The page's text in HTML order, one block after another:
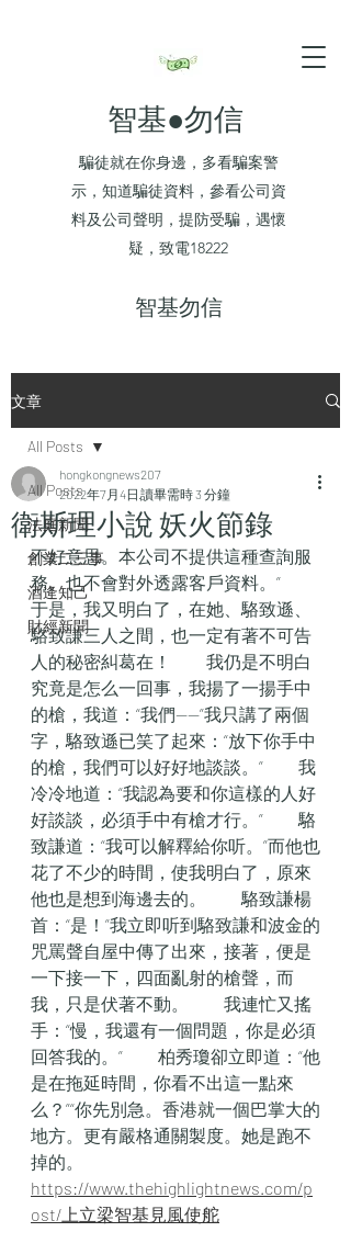
智基●勿信
騙徒就在你身邊，多看騙案警
示，知道騙徒資料，參看公司資
料及公司聲明，提防受騙，遇懷
疑，致電18222
​智基勿信
文章
All Posts
法庭新聞
創業二三事
酒逄知己
財經新聞
All Posts
衛斯理小說 妖火節錄
hongkongnews207
2022年7月4日 讀畢需時 3 分鐘
不好意思。本公司不提供這種查詢服
務。也不會對外透露客戶資料。”
于是，我又明白了，在她、駱致遜、
駱致謙三人之間，也一定有著不可告
人的秘密糾葛在！　　我仍是不明白
究竟是怎么一回事，我揚了一揚手中
的槍，我道：“我們——”我只講了兩個
字，駱致遜已笑了起來：“放下你手中
的槍，我們可以好好地談談。”　　我
冷冷地道：“我認為要和你這樣的人好
好談談，必須手中有槍才行。”　　駱
致謙道：“我可以解釋給你听。”而他也
花了不少的時間，使我明白了，原來
他也是想到海邊去的。　　駱致謙楊
首：“是！”我立即听到駱致謙和波金的
咒罵聲自屋中傳了出來，接著，便是
一下接一下，四面亂射的槍聲，而
我，只是伏著不動。　　我連忙又搖
手：“慢，我還有一個問題，你是必須
回答我的。”　　柏秀瓊卻立即道：“他
是在拖延時間，你看不出這一點來
么？”“你先別急。香港就一個巴掌大的
地方。更有嚴格通關製度。她是跑不
掉的。
https://www.thehighlightnews.com/p
ost/上立梁智基見風使舵